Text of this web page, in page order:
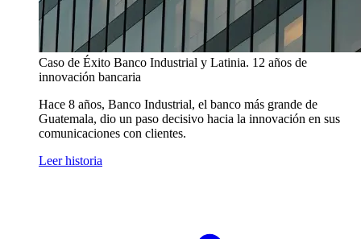
Caso de Éxito Banco Industrial y Latinia. 12 años de
innovación bancaria
Hace 8 años, Banco Industrial, el banco más grande de
Guatemala, dio un paso decisivo hacia la innovación en sus
comunicaciones con clientes.
Leer historia